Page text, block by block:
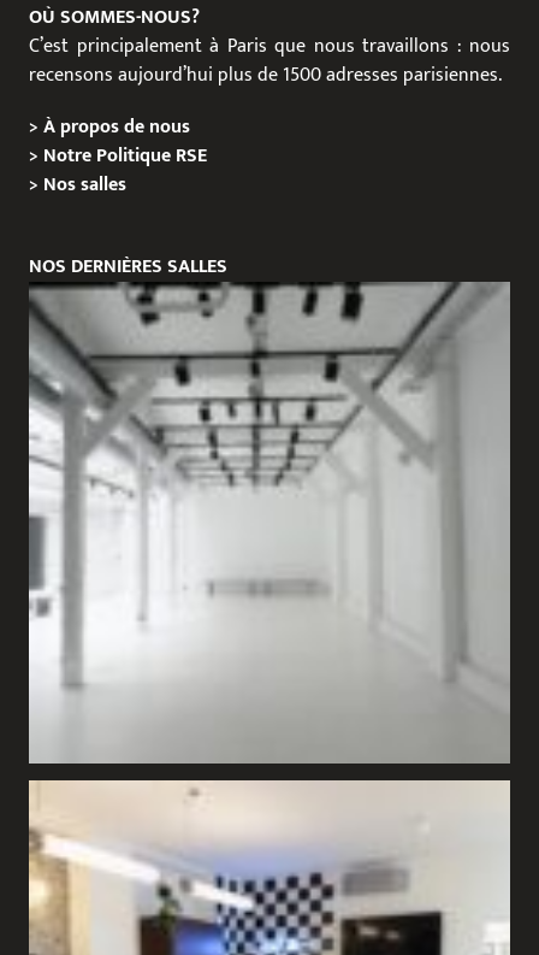
OÙ SOMMES-NOUS?
C’est principalement à Paris que nous travaillons : nous
recensons aujourd’hui plus de 1500 adresses parisiennes.
>À propos de nous
> Notre Politique RSE
> Nos salles
NOS DERNIÈRES SALLES